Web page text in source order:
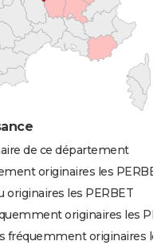
de ce département
originaires les
les PERBET
originaires les
fréquemment originaires